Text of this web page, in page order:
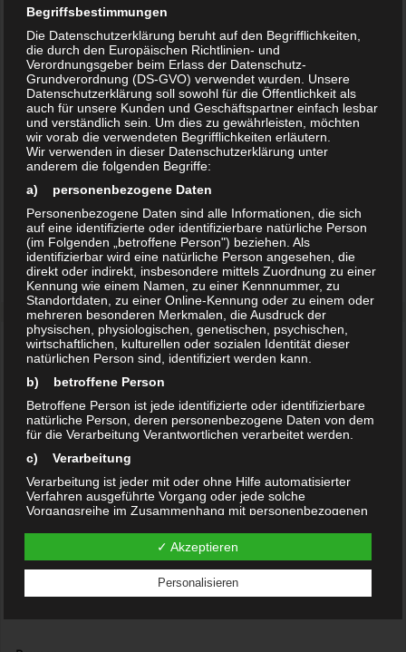
Behandlungsfehlern an. Bei Beschwerden gegen Psychotherapeuten
ist die Psychotherapeutenkammer die richtige Anlaufstelle.
Schließlich können sich gesetzlich versicherte Patienten noch an die
Kassenärztliche Vereinigung (KV) wenden. Bei dieser kann man eine
kurze und schriftliche Beschwerde einreichen, bei der man den zu
beklagenden Sachverhalt schildert. Die Beschwerde wird von der KV
dann an den jeweiligen Arzt oder Psychotherapeuten weitergeleitet,
der Beschwerde und der Stellungnahme des jeweiligen Arztes /
Psychotherapeuten stellt die KV dann fest, ob eine Verletzung von
ärztlichen Pflichten vorliegt und leitet bei Bedarf weitere
Maßnahmen ein.
DIREKT ZUM ANWALT
Hamburg
Hallerstraße 89, 20149 Hamburg
Fax +49 40 415371177
hamburg@kanzlei-steinwachs.de
Berlin
Friedrichstraße 153a, 10117 Berlin
Tel +49 30 84710711
Begriffsbestimmungen
Die Datenschutzerklärung beruht auf den Begrifflichkeiten,
die durch den Europäischen Richtlinien- und
Verordnungsgeber beim Erlass der Datenschutz-
Grundverordnung (DS-GVO) verwendet wurden. Unsere
Datenschutzerklärung soll sowohl für die Öffentlichkeit als
auch für unsere Kunden und Geschäftspartner einfach lesbar
und verständlich sein. Um dies zu gewährleisten, möchten
wir vorab die verwendeten Begrifflichkeiten erläutern.
Wir verwenden in dieser Datenschutzerklärung unter
anderem die folgenden Begriffe:
a) personenbezogene Daten
Personenbezogene Daten sind alle Informationen, die sich
auf eine identifizierte oder identifizierbare natürliche Person
(im Folgenden „betroffene Person") beziehen. Als
identifizierbar wird eine natürliche Person angesehen, die
direkt oder indirekt, insbesondere mittels Zuordnung zu einer
Kennung wie einem Namen, zu einer Kennnummer, zu
Standortdaten, zu einer Online-Kennung oder zu einem oder
mehreren besonderen Merkmalen, die Ausdruck der
physischen, physiologischen, genetischen, psychischen,
wirtschaftlichen, kulturellen oder sozialen Identität dieser
natürlichen Person sind, identifiziert werden kann.
b) betroffene Person
Betroffene Person ist jede identifizierte oder identifizierbare
natürliche Person, deren personenbezogene Daten von dem
für die Verarbeitung Verantwortlichen verarbeitet werden.
c) Verarbeitung
Verarbeitung ist jeder mit oder ohne Hilfe automatisierter
Verfahren ausgeführte Vorgang oder jede solche
Vorgangsreihe im Zusammenhang mit personenbezogenen
Ordnen, die Speicherung, die Anpassung oder Veränderung,
das Auslesen, das Abfragen, die Verwendung, die
Offenlegung durch Übermittlung, Verbreitung oder eine
andere Form der Bereitstellung, den Abgleich oder die
Verknüpfung, die Einschränkung, das Löschen oder die
✓ Akzeptieren
Personalisieren